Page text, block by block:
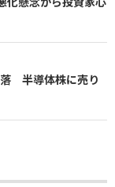
落 半導体株に売り